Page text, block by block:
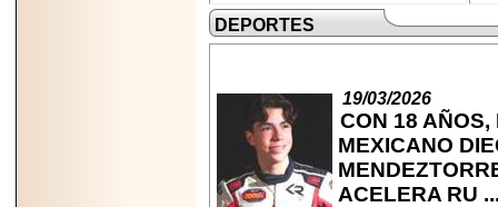
DEPORTES
19/03/2026
CON 18 AÑOS,
MEXICANO
ACELERA RU